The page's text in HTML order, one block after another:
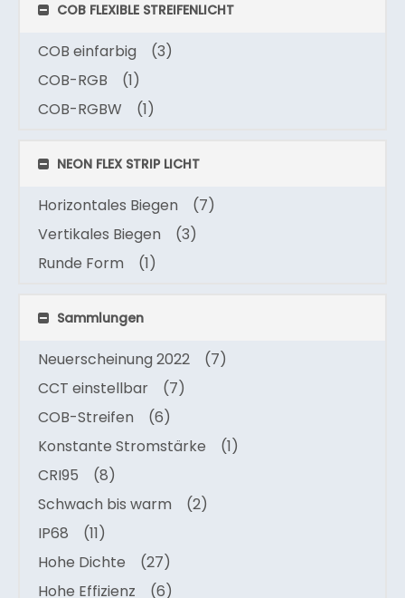
COB FLEXIBLE STREIFENLICHT
COB einfarbig
(3)
COB-RGB
(1)
COB-RGBW
(1)
NEON FLEX STRIP LICHT
Horizontales Biegen
(7)
Vertikales Biegen
(3)
Runde Form
(1)
Sammlungen
Neuerscheinung 2022
(7)
CCT einstellbar
(7)
COB-Streifen
(6)
Konstante Stromstärke
(1)
CRI95
(8)
Schwach bis warm
(2)
IP68
(11)
Hohe Dichte
(27)
Hohe Effizienz
(6)